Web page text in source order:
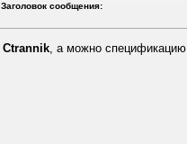
Заголовок сообщения:
Ctrannik, а можно